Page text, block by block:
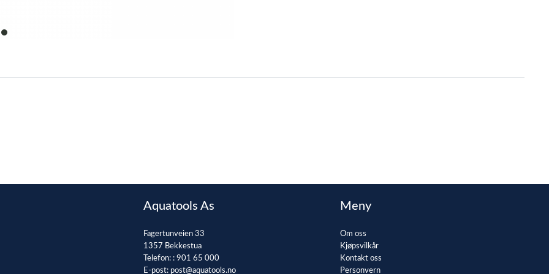
item
Aquatools As
Fagertunveien 33
1357 Bekkestua
Telefon: : 901 65 000
E-post: post@aquatools.no
Meny
Om oss
Kjøpsvilkår
Kontakt oss
Personvern